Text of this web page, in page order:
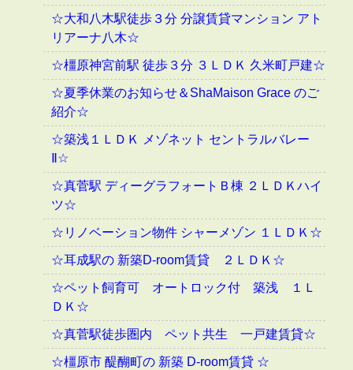
☆大和八木駅徒歩３分 分譲賃貸マンション アト
リアーナ八木☆
☆橿原神宮前駅 徒歩３分 ３ＬＤＫ 久米町戸建☆
☆夏季休業のお知らせ＆ShaMaison Grace のご
紹介☆
☆築浅１ＬＤＫ メゾネット セントラルバレー
Ⅱ☆
☆真菅駅 ディーグラフォートＢ棟 ２ＬＤＫハイ
ツ☆
☆リノベーション物件 シャーメゾン １ＬＤＫ☆
☆耳成駅の 新築D-room賃貸 ２ＬＤＫ☆
☆ペット飼育可 オートロック付 築浅 １Ｌ
ＤＫ☆
☆真菅駅徒歩圏内 ペット共生 一戸建賃貸☆
☆橿原市 醍醐町の 新築 D-room賃貸 ☆